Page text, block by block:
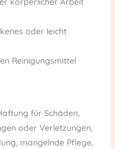
oder leicht
Reinigungsmittel
für Schäden,
oder Verletzungen,
mangelnde Pflege,